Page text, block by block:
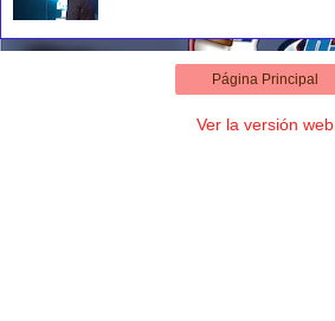
Página Principal
Ver la versión web